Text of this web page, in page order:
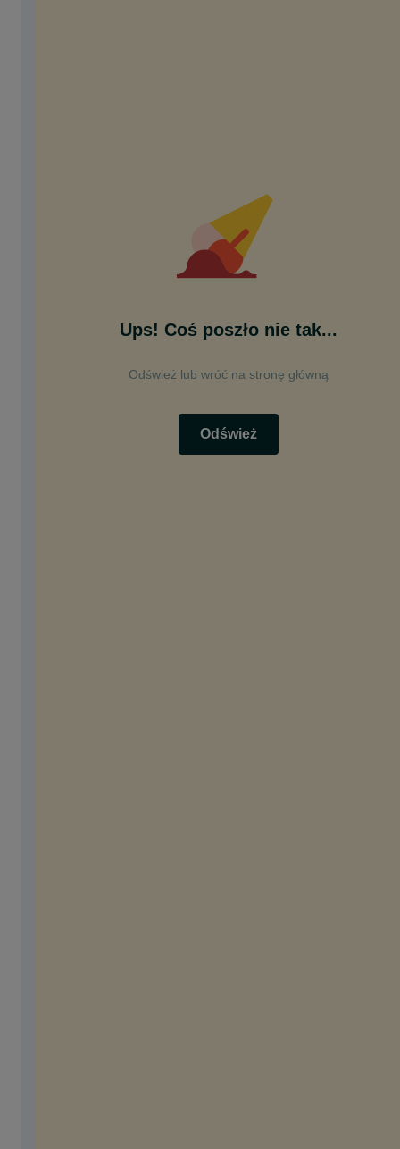
Ups! Coś poszło nie tak...
Odśwież lub wróć na stronę główną
Odśwież